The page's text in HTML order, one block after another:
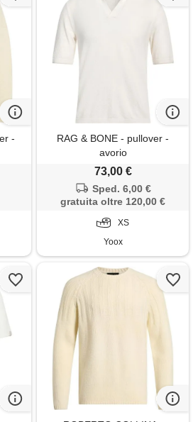
-
RAG & BONE - pullover -
avorio
73,00 €
Sped. 6,00 €
gratuita oltre 120,00 €
XS
Yoox